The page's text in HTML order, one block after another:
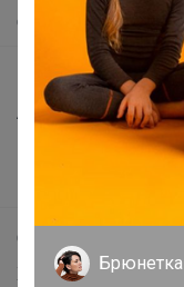
О нас
Все предложения
Анонсы
Самое выгодное
Хиты продаж
Брюнетка